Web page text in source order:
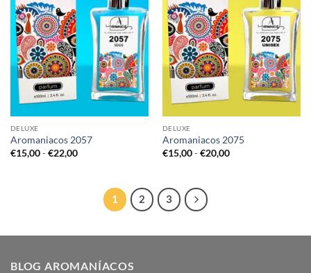
DELUXE
Aromaniacos 2057
€15,00 - €22,00Rango
€15,00
€22,00
DELUXE
Aromaniacos 2075
€15,00 - €20,00Rango
1 2 3
BLOG AROMANÍACOS